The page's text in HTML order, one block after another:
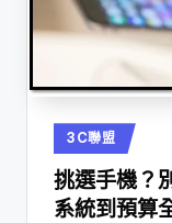
Posted
in
3C聯盟
挑選手機？
系統到預算